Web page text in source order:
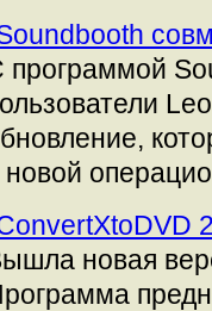
программой
новой
новая